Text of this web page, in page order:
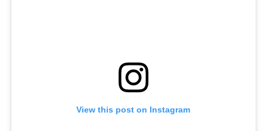
View this post on Instagram